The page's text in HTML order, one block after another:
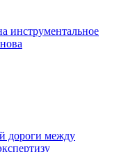
инструментальное
дороги между